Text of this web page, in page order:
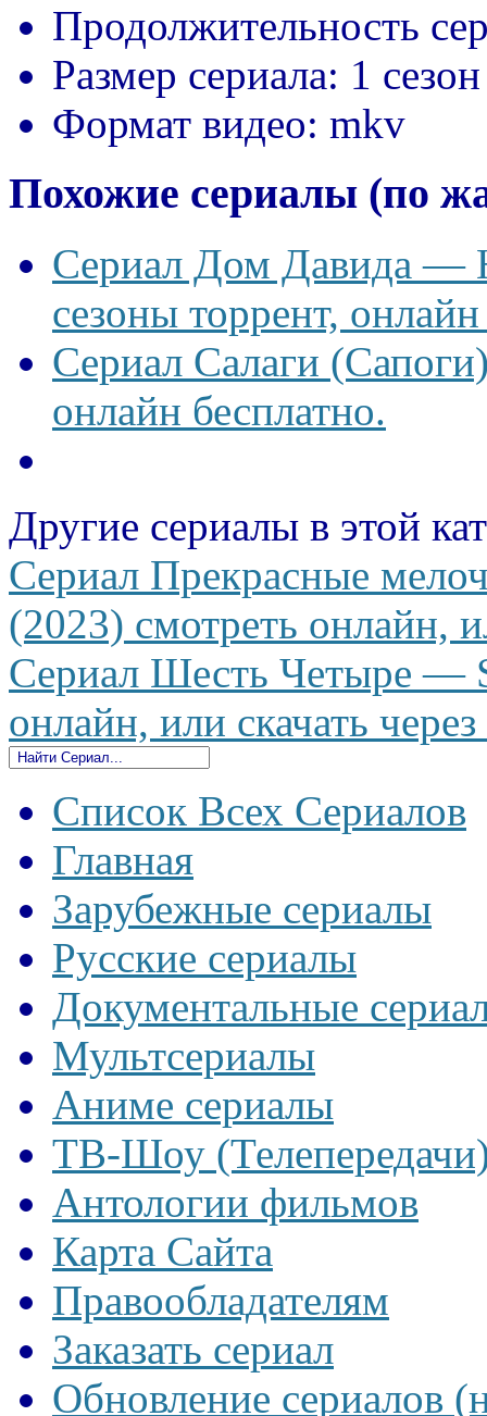
Продолжительность
Размер сериала: 1
Формат видео: mkv
Похожие сериалы (по
Сериал Дом Давида —
сезоны торрент,
Сериал Салаги
онлайн бесплатно.
Другие сериалы в этой
Сериал Прекрасные
(2023) смотреть онлайн,
Сериал Шесть Четыре —
онлайн, или скачать
Список Всех Сериалов
Главная
Зарубежные сериалы
Русские сериалы
Документальные
Мультсериалы
Аниме сериалы
ТВ-Шоу
Антологии фильмов
Карта Сайта
Правообладателям
Заказать сериал
Обновление сериалов